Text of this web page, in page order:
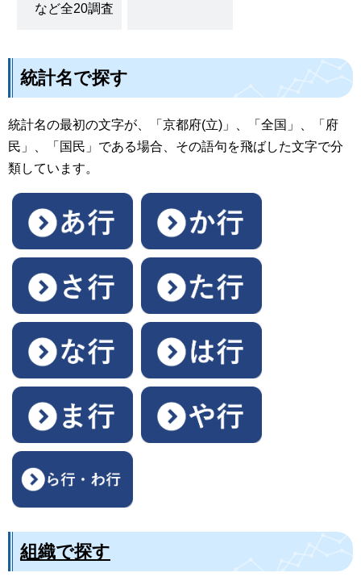
など全20調査
統計名で探す
統計名の最初の文字が、「京都府(立)」、「全国」、「府
民」、「国民」である場合、その語句を飛ばした文字で分
類しています。
組織で探す